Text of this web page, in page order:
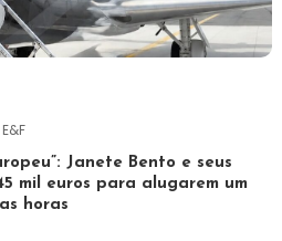
Janete Bento e seus
mil euros para alugarem um
horas